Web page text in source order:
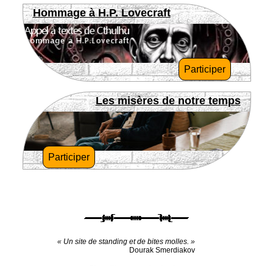
Hommage à H.P. Lovecraft
Participer
Les misères de notre temps
Participer
« Un site de standing et de bites molles. »
Dourak Smerdiakov